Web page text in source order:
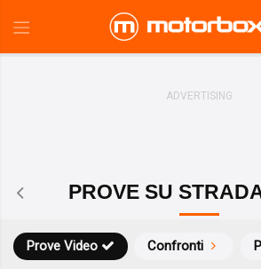
PROVE SU
Prove Video Confronti